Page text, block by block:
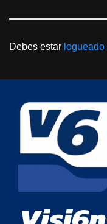
Debes estar logueado